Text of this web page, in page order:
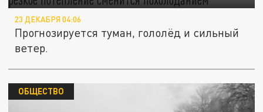
23 ДЕКАБРЯ 04:06
Прогнозируется туман, гололёд и сильный
ветер.
ОБЩЕСТВО